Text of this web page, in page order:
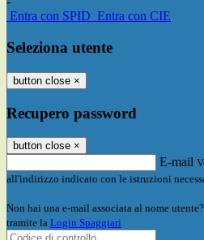
Entra con SPID Entra con CIE
Seleziona utente
button close ×
Recupero password
button close ×
E-mail
all'indirizzo indicato con le istruzioni
Non hai una e-mail associata al nome
tramite la Login Spaggiari